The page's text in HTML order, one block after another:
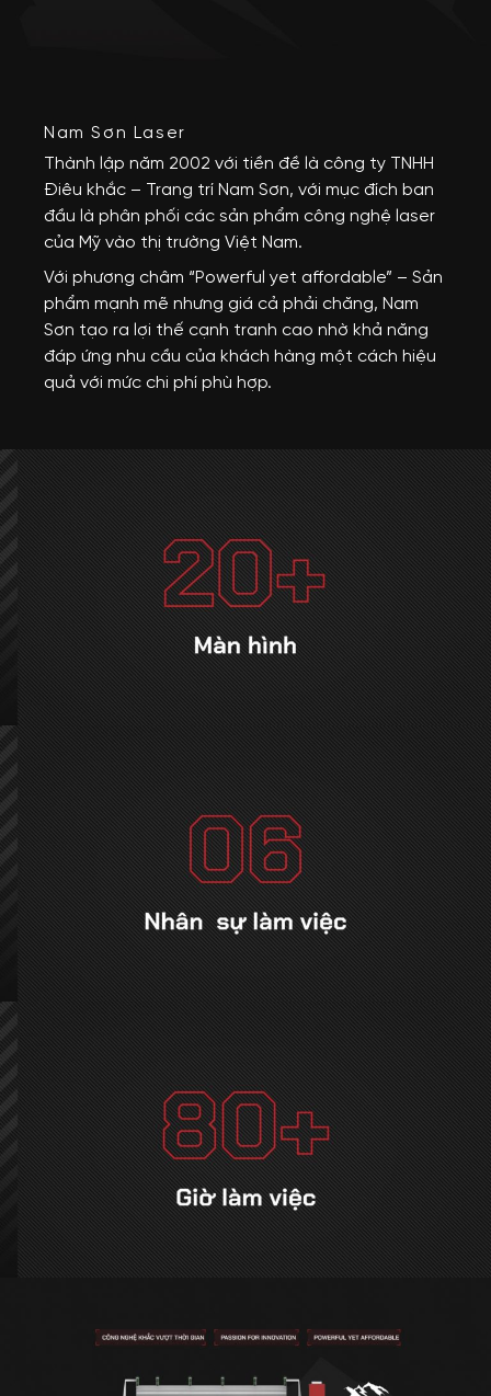
Nam Sơn Laser
Thành lập năm 2002 với tiền đề là công ty TNHH
Điêu khắc – Trang trí Nam Sơn, với mục đích ban
đầu là phân phối các sản phẩm công nghệ laser
của Mỹ vào thị trường Việt Nam.
Với phương châm “Powerful yet affordable” – Sản
phẩm mạnh mẽ nhưng giá cả phải chăng, Nam
Sơn tạo ra lợi thế cạnh tranh cao nhờ khả năng
đáp ứng nhu cầu của khách hàng một cách hiệu
quả với mức chi phí phù hợp.